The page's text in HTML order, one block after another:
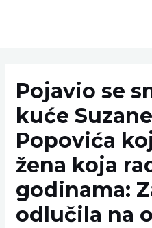
Pojavio se
kuće
Popovića
žena koja
godinama:
odlučila na